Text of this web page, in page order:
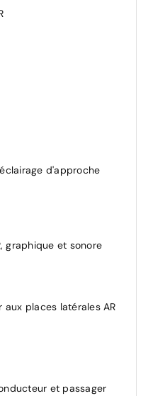
automatique
dégivrants et
chauffante surteintées
Proximity
d'approche
graphique et sonore
aux places latérales AR
et passager